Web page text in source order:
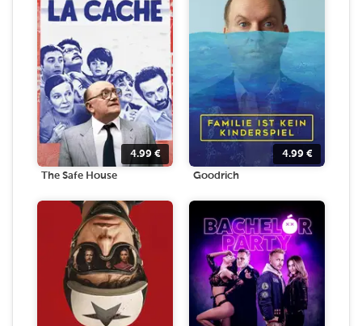
4.99 €
The Safe House
4.99 €
Goodrich